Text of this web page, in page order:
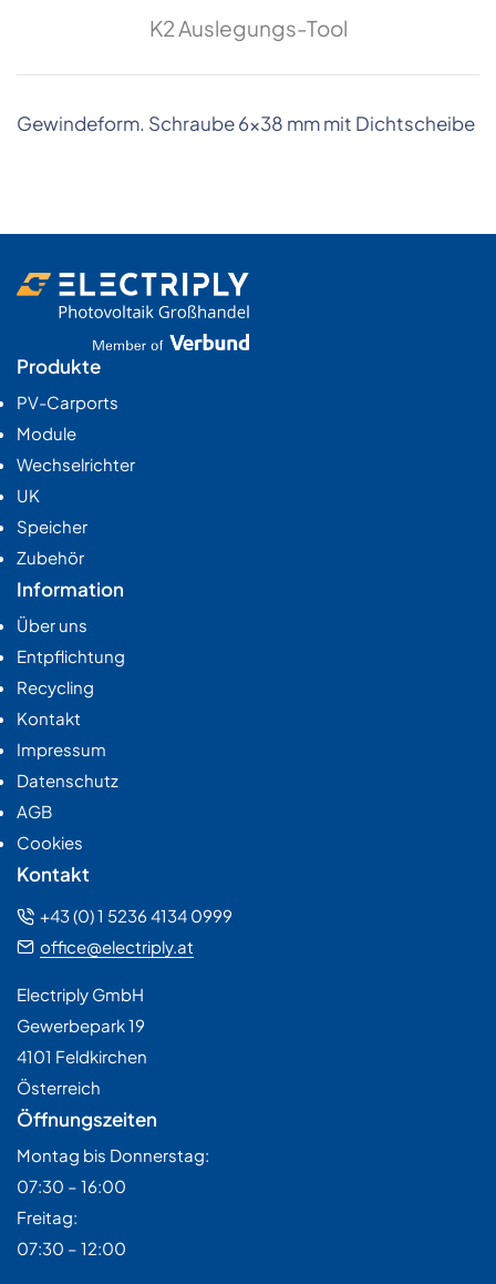
K2 Auslegungs-Tool
Gewindeform. Schraube 6x38 mm mit Dichtscheibe
Produkte
PV-Carports
Module
Wechselrichter
UK
Speicher
Zubehör
Information
Über uns
Entpflichtung
Recycling
Kontakt
Impressum
Datenschutz
AGB
Cookies
Kontakt
+43 (0) 1 5236 4134 0999
office@electriply.at
Electriply GmbH
Gewerbepark 19
4101 Feldkirchen
Österreich
Öffnungszeiten
Montag bis Donnerstag:
07:30 – 16:00
Freitag:
07:30 – 12:00